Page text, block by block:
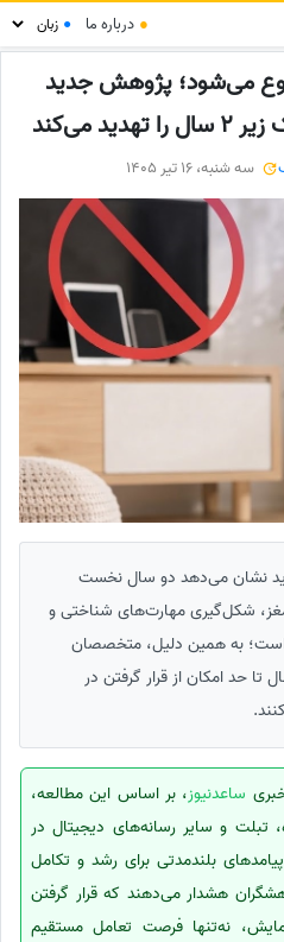
● درباره ما ●
می‌شود؛ پژوهش جدید
می‌کند
سه شنبه، 16 تیر 1405
نشان می‌دهد دو سال نخست
شکل‌گیری مهارت‌های شناختی و
به همین دلیل، متخصصان
حد امکان از قرار گرفتن در
ساعدنیوز، بر اساس این مطالعه،
تبلت و سایر رسانه‌های دیجیتال در
بلندمدتی برای رشد و تکامل
هشدار می‌دهند که قرار گرفتن
نه‌تنها فرصت تعامل مستقیم